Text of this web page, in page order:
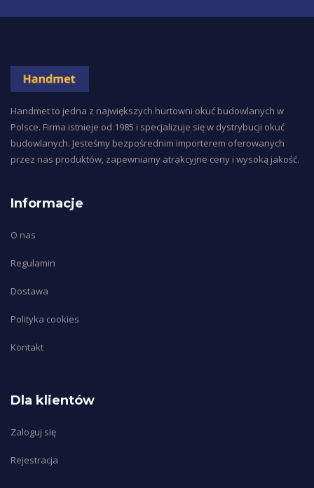
Handmet to jedna z największych hurtowni okuć budowlanych w
Polsce. Firma istnieje od 1985 i specjalizuje się w dystrybucji okuć
budowlanych. Jesteśmy bezpośrednim importerem oferowanych
przez nas produktów, zapewniamy atrakcyjne ceny i wysoką jakość.
Informacje
O nas
Regulamin
Dostawa
Polityka cookies
Kontakt
Dla klientów
Zaloguj się
Rejestracja